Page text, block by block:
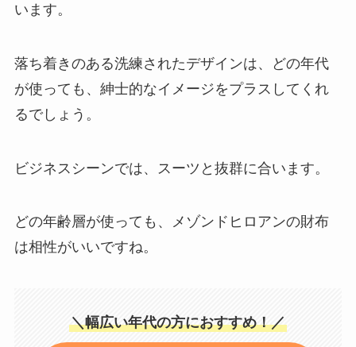
います。
落ち着きのある洗練されたデザインは、どの年代
が使っても、紳士的なイメージをプラスしてくれ
るでしょう。
ビジネスシーンでは、スーツと抜群に合います。
どの年齢層が使っても、メゾンドヒロアンの財布
は相性がいいですね。
＼幅広い年代の方におすすめ！／